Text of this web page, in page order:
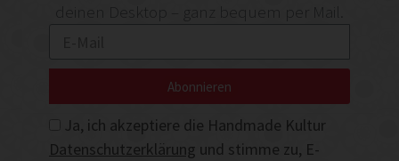
deinen Desktop – ganz bequem per Mail.
Ja, ich akzeptiere die Handmade Kultur
Datenschutzerklärung und stimme zu, E-
Abonnieren